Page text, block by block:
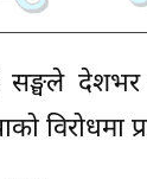
सङ्घले
विरोधमा